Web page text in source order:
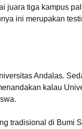
juara tiga kampus
ini merupakan
Andalas.
kalau
tradisional di Bumi